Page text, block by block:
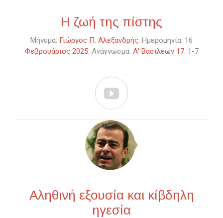
Η ζωή της πίστης
Μήνυμα: Γιώργος Π. Αλεξανδρής. Ημερομηνία: 16
Φεβρουάριος 2025. Ανάγνωσμα: Α' Βασιλέων 17: 1-7

Αληθινή εξουσία και κίβδηλη
ηγεσία